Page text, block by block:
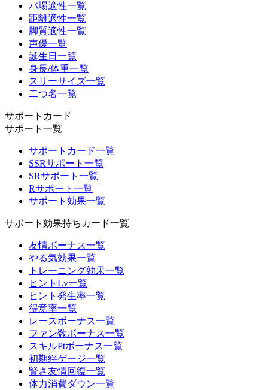
バ場適性一覧
距離適性一覧
脚質適性一覧
声優一覧
誕生日一覧
身長/体重一覧
スリーサイズ一覧
二つ名一覧
サポートカード
サポート一覧
サポートカード一覧
SSRサポート一覧
SRサポート一覧
Rサポート一覧
サポート効果一覧
サポート効果持ちカード一覧
友情ボーナス一覧
やる気効果一覧
トレーニング効果一覧
ヒントLv一覧
ヒント発生率一覧
得意率一覧
レースボーナス一覧
ファン数ボーナス一覧
スキルPtボーナス一覧
初期絆ゲージ一覧
賢さ友情回復一覧
体力消費ダウン一覧